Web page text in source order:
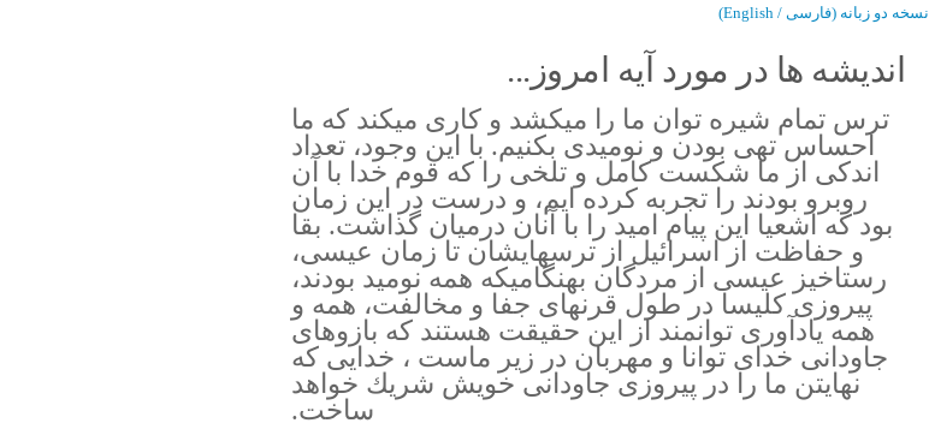
نسخه دو زبانه (فارسی / English)
اندیشه ها در مورد آیه امروز...
ترس تمام شيره توان ما را ميكشد و كارى ميكند كه ما
احساس تهى بودن و نوميدى بكنيم. با اين وجود، تعداد
اندكى از ما شكست كامل و تلخى را كه قوم خدا با آن
روبرو بودند را تجربه كرده ايم، و درست در اين زمان
بود كه اشعيا اين پيام اميد را با آنان درميان گذاشت. بقا
و حفاظت از اسرائيل از ترسهايشان تا زمان عيسى،
رستاخيز عيسى از مردگان بهنگاميكه همه نوميد بودند،
پيروزى كليسا در طول قرنهاى جفا و مخالفت، همه و
همه يادآورى توانمند از اين حقيقت هستند كه بازوهاى
جاودانى خداى توانا و مهربان در زير ماست ، خدايى كه
نهايتن ما را در پيروزى جاودانى خويش شريك خواهد
ساخت.